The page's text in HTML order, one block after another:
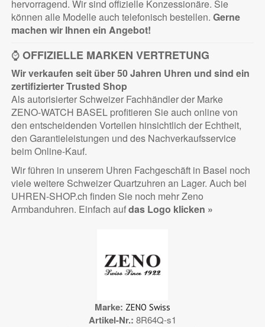
hervorragend. Wir sind offizielle Konzessionäre. Sie
können alle Modelle auch telefonisch bestellen. Gerne
machen wir Ihnen ein Angebot!
⌚OFFIZIELLE MARKEN VERTRETUNG
Wir verkaufen seit über 50 Jahren Uhren und sind ein
zertifizierterTrusted Shop
Als autorisierter Schweizer Fachhändler der Marke
ZENO-WATCH BASEL profitieren Sie auch online von
den entscheidenden Vorteilen hinsichtlich der Echtheit,
den Garantieleistungen und des Nachverkaufsservice
beim Online-Kauf.
Wir führen in unserem Uhren Fachgeschäft in Basel noch
viele weitere Schweizer Quartzuhren an Lager. Auch bei
UHREN-SHOP.ch finden Sie noch mehr Zeno
Armbanduhren. Einfach aufdas Logo klicken »
Marke ZENO Swiss
Artikel-Nr. 8R64Q-s1